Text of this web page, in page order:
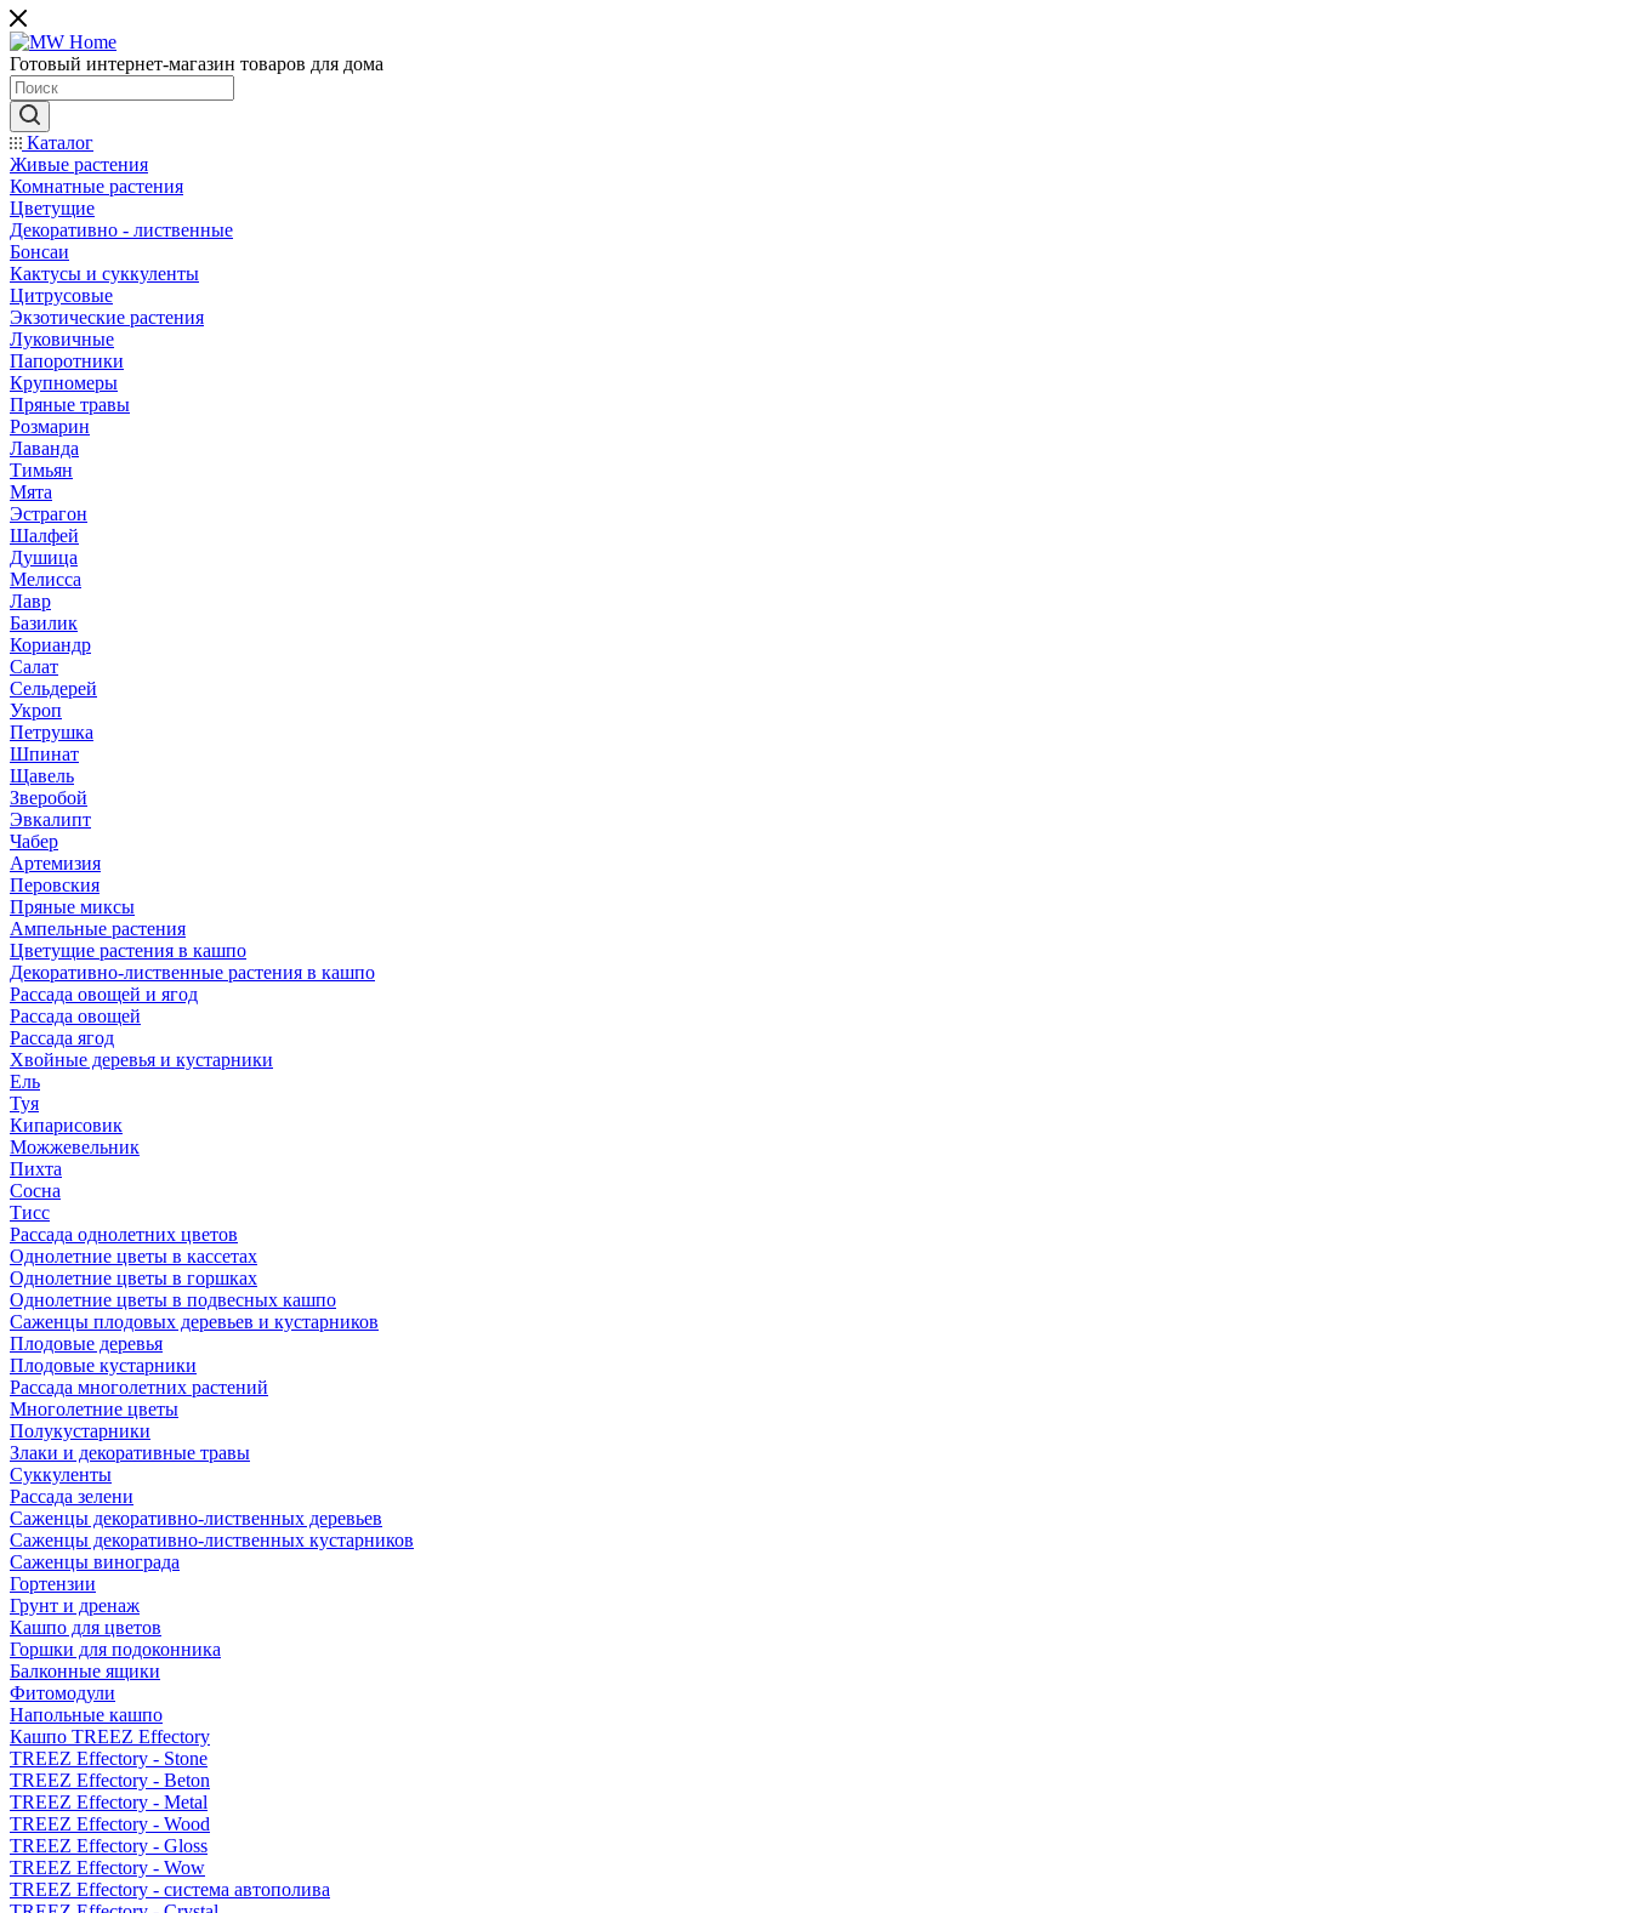
Готовый интернет-магазин товаров для дома
Каталог
Живые растения
Комнатные растения
Цветущие
Декоративно - лиственные
Бонсаи
Кактусы и суккуленты
Цитрусовые
Экзотические растения
Луковичные
Папоротники
Крупномеры
Пряные травы
Розмарин
Лаванда
Тимьян
Мята
Эстрагон
Шалфей
Душица
Мелисса
Лавр
Базилик
Кориандр
Салат
Сельдерей
Укроп
Петрушка
Шпинат
Щавель
Зверобой
Эвкалипт
Чабер
Артемизия
Перовския
Пряные миксы
Ампельные растения
Цветущие растения в кашпо
Декоративно-лиственные растения в кашпо
Рассада овощей и ягод
Рассада овощей
Рассада ягод
Хвойные деревья и кустарники
Ель
Туя
Кипарисовик
Можжевельник
Пихта
Сосна
Тисc
Рассада однолетних цветов
Однолетние цветы в кассетах
Однолетние цветы в горшках
Однолетние цветы в подвесных кашпо
Саженцы плодовых деревьев и кустарников
Плодовые деревья
Плодовые кустарники
Рассада многолетних растений
Многолетние цветы
Полукустарники
Злаки и декоративные травы
Суккуленты
Рассада зелени
Саженцы декоративно-лиственных деревьев
Саженцы декоративно-лиственных кустарников
Саженцы винограда
Гортензии
Грунт и дренаж
Кашпо для цветов
Горшки для подоконника
Балконные ящики
Фитомодули
Напольные кашпо
Кашпо TREEZ Effectory
TREEZ Effectory - Stone
TREEZ Effectory - Beton
TREEZ Effectory - Metal
TREEZ Effectory - Wood
TREEZ Effectory - Gloss
TREEZ Effectory - Wow
TREEZ Effectory - система автополива